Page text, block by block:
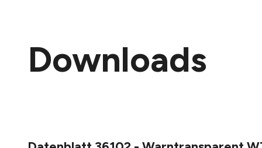
Downloads